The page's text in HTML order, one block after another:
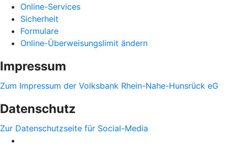
Online-Services
Sicherheit
Formulare
Online-Überweisungslimit ändern
Impressum
Zum Impressum der Volksbank Rhein-Nahe-Hunsrück eG
Datenschutz
Zur Datenschutzseite für Social-Media